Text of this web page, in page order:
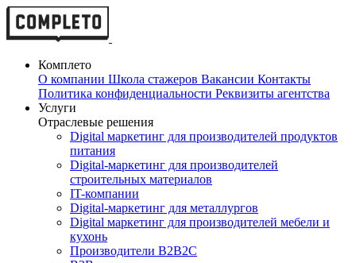
Комплето
О компании Школа стажеров Вакансии Контакты
Политика конфиденциальности Реквизиты агентства
Услуги
Отраслевые решения
Digital маркетинг для производителей продуктов
питания
Digital-маркетинг для производителей
строительных материалов
IT-компании
Digital-маркетинг для металлургов
Digital маркетинг для производителей мебели и
кухонь
Производители B2B2C